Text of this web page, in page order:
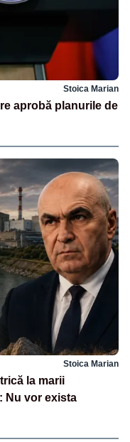
Stoica Marian
aprobă planurile de
Stoica Marian
la marii
Nu vor exista